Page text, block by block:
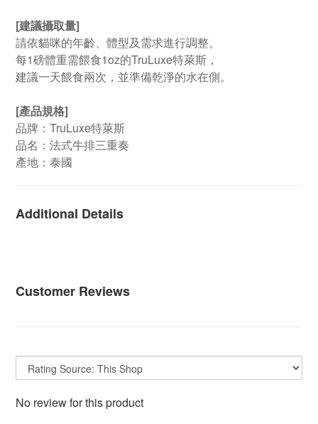
[建議攝取量]
請依貓咪的年齡、體型及需求進行調整。
每1磅體重需餵食1oz的TruLuxe特萊斯，
建議一天餵食兩次，並準備乾淨的水在側。
[產品規格]
品牌：TruLuxe特萊斯
品名：法式牛排三重奏
產地：泰國
Additional Details
Customer Reviews
No review for this product